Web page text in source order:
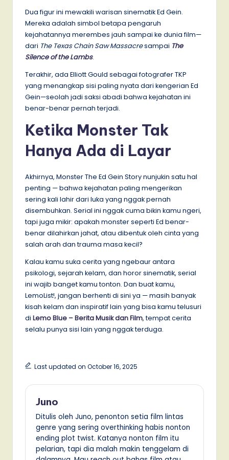
Dua figur ini mewakili warisan sinematik Ed Gein.
Mereka adalah simbol betapa pengaruh
kejahatannya merembes jauh sampai ke dunia film—
dari The Texas Chain Saw Massacresampai The
Silence of the Lambs.
Terakhir, ada Elliott Gould sebagai fotografer TKP
yang menangkap sisi paling nyata dari kengerian Ed
Gein—seolah jadi saksi abadi bahwa kejahatan ini
benar-benar pernah terjadi.
Ketika Monster Tak
Hanya Ada di Layar
Akhirnya, Monster The Ed Gein Story nunjukin satu hal
penting — bahwa kejahatan paling mengerikan
sering kali lahir dari luka yang nggak pernah
disembuhkan. Serial ini nggak cuma bikin kamu ngeri,
tapi juga mikir: apakah monster seperti Ed benar-
benar dilahirkan jahat, atau dibentuk oleh cinta yang
salah arah dan trauma masa kecil?
Kalau kamu suka cerita yang ngebaur antara
psikologi, sejarah kelam, dan horor sinematik, serial
ini wajib banget kamu tonton. Dan buat kamu,
LemoList!, jangan berhenti di sini ya — masih banyak
kisah kelam dan inspiratif lain yang bisa kamu telusuri
di Lemo Blue – Berita Musik dan Film, tempat cerita
selalu punya sisi lain yang nggak terduga.
Last updated on October 16, 2025
Juno
Ditulis oleh Juno, penonton setia film lintas
genre yang sering overthinking habis nonton
ending plot twist. Katanya nonton film itu
pelarian, tapi dia malah makin tenggelam di